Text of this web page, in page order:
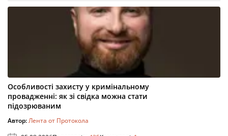
Особливості захисту у кримінальному
провадженні: як зі свідка можна стати
підозрюваним
Автор:Лента от Протокола